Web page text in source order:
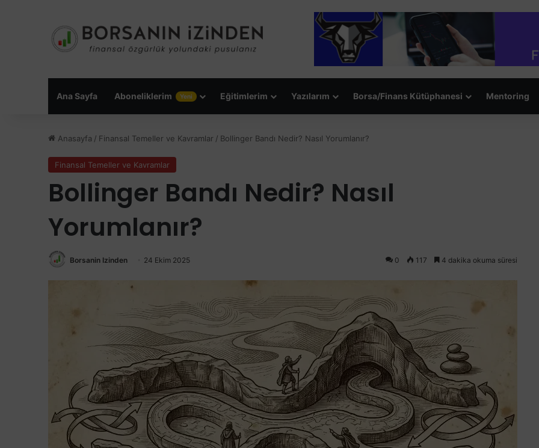
Ana Sayfa Aboneliklerim Yeni Eğitimlerim Yazılarım Borsa/Finans Kütüphanesi Mentoring
Anasayfa / Finansal Temeller ve Kavramlar / Bollinger Bandı Nedir? Nasıl Yorumlanır?
Finansal Temeller ve Kavramlar
Bollinger Bandı Nedir? Nasıl
Yorumlanır?
Borsanin Izinden 24 Ekim 2025 0 117 4 dakika okuma süresi